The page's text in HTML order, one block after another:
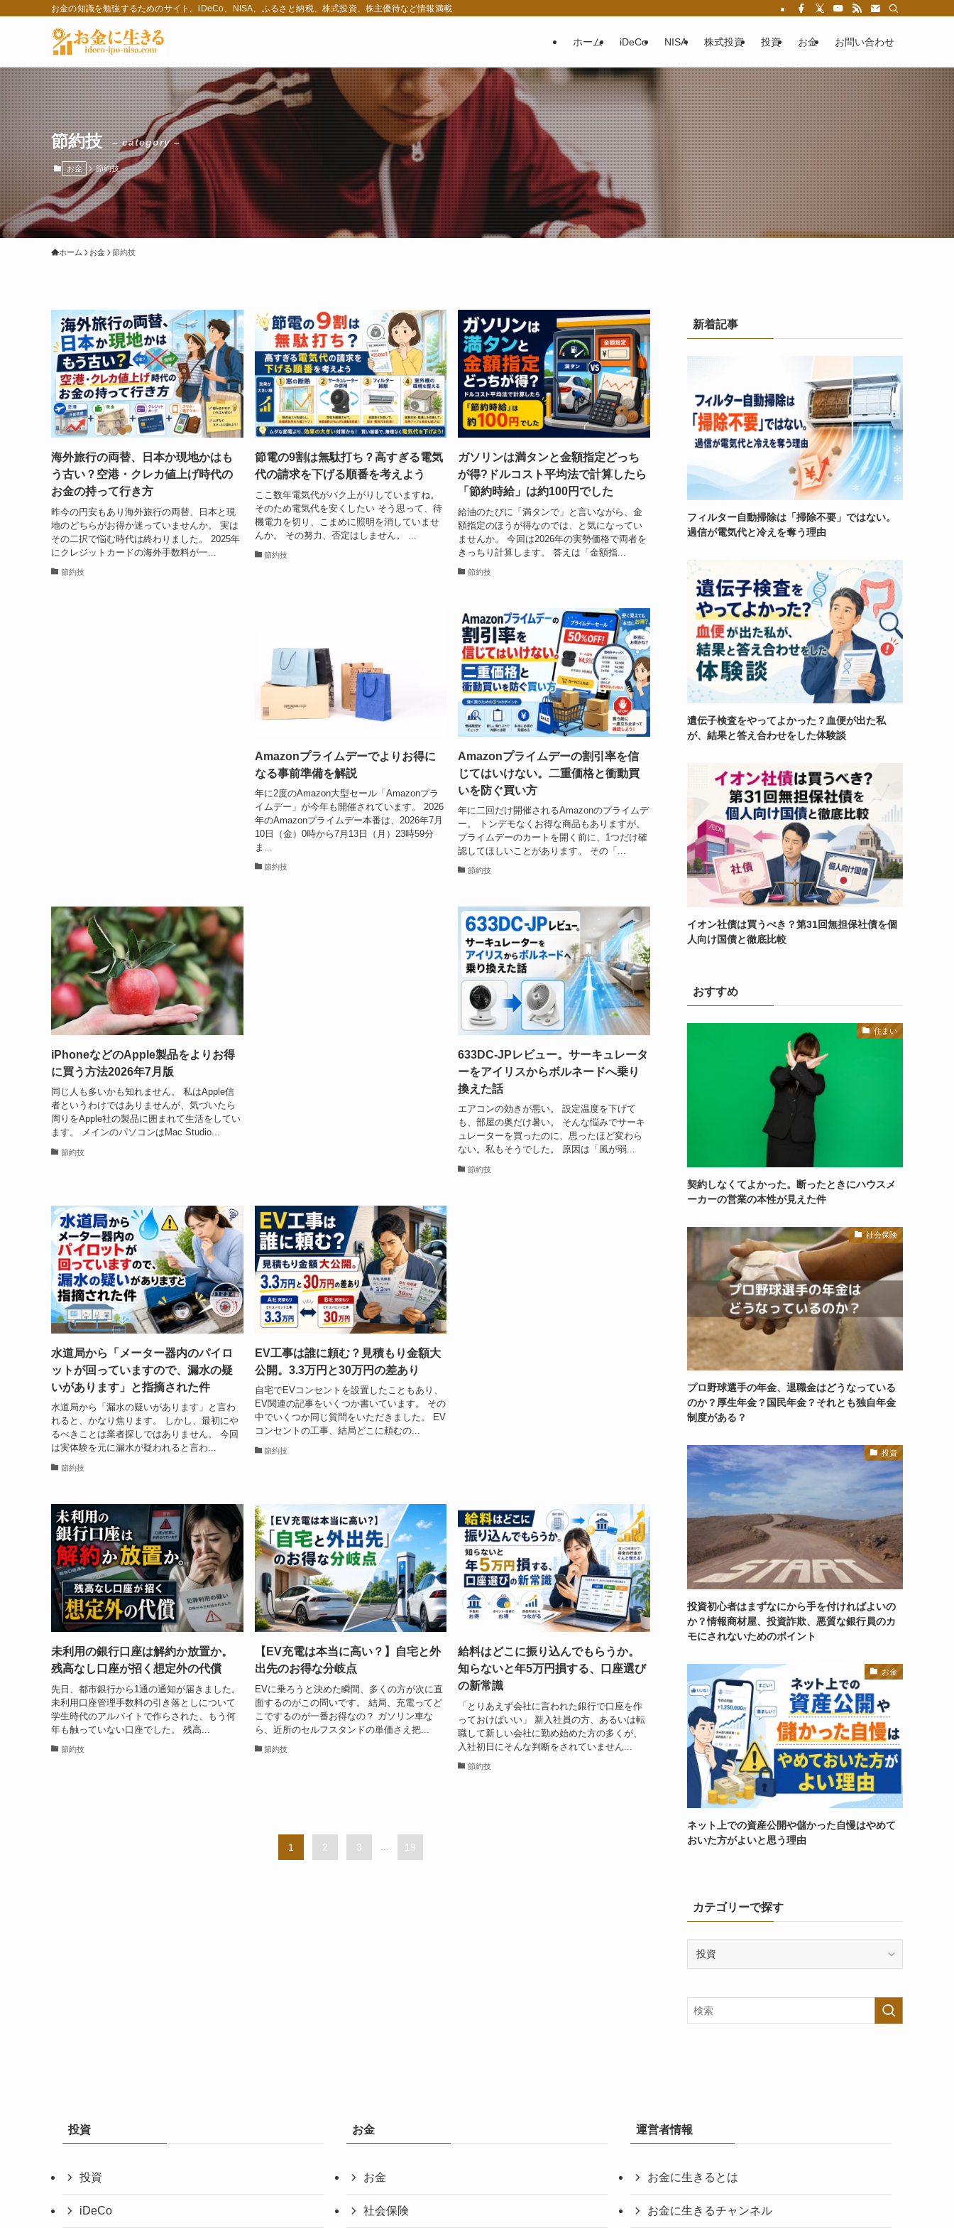
お金の知識を勉強するためのサイト。iDeCo、NISA、ふるさと納税、株式投資、株主優待など情報満載
ホーム iDeCo NISA 株式投資 投資 お金 お問い合わせ
節約技 – category –
お金 節約技
ホーム お金 節約技
海外旅行の両替、日本か現地かはも
う古い？空港・クレカ値上げ時代の
お金の持って行き方
昨今の円安もあり海外旅行の両替、日本と現
地のどちらがお得か迷っていませんか。 実は
その二択で悩む時代は終わりました。 2025年
にクレジットカードの海外手数料が一...
節約技
節電の9割は無駄打ち？高すぎる電気
代の請求を下げる順番を考えよう
ここ数年電気代がバク上がりしていますね。
そのため電気代を安くしたい そう思って、待
機電力を切り、こまめに照明を消していませ
んか。 その努力、否定はしません。 ...
節約技
ガソリンは満タンと金額指定どっち
が得?ドルコスト平均法で計算したら
「節約時給」は約100円でした
給油のたびに「満タンで」と言いながら、金
額指定のほうが得なのでは、と気になってい
ませんか。 今回は2026年の実勢価格で両者を
きっちり計算します。 答えは「金額指...
節約技
Amazonプライムデーでよりお得に
なる事前準備を解説
年に2度のAmazon大型セール「Amazonプラ
イムデー」が今年も開催されています。 2026
年のAmazonプライムデー本番は、2026年7月
10日（金）0時から7月13日（月）23時59分
ま...
節約技
Amazonプライムデーの割引率を信
じてはいけない。二重価格と衝動買
いを防ぐ買い方
年に二回だけ開催されるAmazonのプライムデ
ー。 トンデモなくお得な商品もありますが、
プライムデーのカートを開く前に、1つだけ確
認してほしいことがあります。 その「...
節約技
iPhoneなどのApple製品をよりお得
に買う方法2026年7月版
同じ人も多いかも知れません。 私はApple信
者というわけではありませんが、気づいたら
周りをApple社の製品に囲まれて生活をしてい
ます。 メインのパソコンはMac Studio...
節約技
633DC-JPレビュー。サーキュレータ
ーをアイリスからボルネードへ乗り
換えた話
エアコンの効きが悪い。 設定温度を下げて
も、部屋の奥だけ暑い。 そんな悩みでサーキ
ュレーターを買ったのに、思ったほど変わら
ない。私もそうでした。 原因は「風が弱...
節約技
水道局から「メーター器内のパイロ
ットが回っていますので、漏水の疑
いがあります」と指摘された件
水道局から「漏水の疑いがあります」と言わ
れると、かなり焦ります。 しかし、最初にや
るべきことは業者探しではありません。 今回
は実体験を元に漏水が疑われると言わ...
節約技
EV工事は誰に頼む？見積もり金額大
公開。3.3万円と30万円の差あり
自宅でEVコンセントを設置したこともあり、
EV関連の記事をいくつか書いています。 その
中でいくつか同じ質問をいただきました。 EV
コンセントの工事、結局どこに頼むの...
節約技
未利用の銀行口座は解約か放置か。
残高なし口座が招く想定外の代償
先日、都市銀行から1通の通知が届きました。
未利用口座管理手数料の引き落としについて
学生時代のアルバイトで作らされた、もう何
年も触っていない口座でした。 残高...
節約技
【EV充電は本当に高い？】自宅と外
出先のお得な分岐点
EVに乗ろうと決めた瞬間、多くの方が次に直
面するのがこの問いです。 結局、充電ってど
こでするのが一番お得なの？ ガソリン車な
ら、近所のセルフスタンドの単価さえ把...
節約技
給料はどこに振り込んでもらうか。
知らないと年5万円損する、口座選び
の新常識
「とりあえず会社に言われた銀行で口座を作
っておけばいい」 新入社員の方、あるいは転
職して新しい会社に勤め始めた方の多くが、
入社初日にそんな判断をされていません...
節約技
1 2 3 19
新着記事
フィルター自動掃除は「掃除不要」ではない。
過信が電気代と冷えを奪う理由
遺伝子検査をやってよかった？血便が出た私
が、結果と答え合わせをした体験談
イオン社債は買うべき？第31回無担保社債を個
人向け国債と徹底比較
おすすめ
住まい
契約しなくてよかった。断ったときにハウスメ
ーカーの営業の本性が見えた件
社会保険
プロ野球選手の年金、退職金はどうなっている
のか？厚生年金？国民年金？それとも独自年金
制度がある？
投資
投資初心者はまずなにから手を付ければよいの
か？情報商材屋、投資詐欺、悪質な銀行員のカ
モにされないためのポイント
お金
ネット上での資産公開や儲かった自慢はやめて
おいた方がよいと思う理由
カテゴリーで探す
ー
で
投資
投資
iDeCo
お金
お金
社会保険
運営者情報
お金に生きるとは
お金に生きるチャンネル